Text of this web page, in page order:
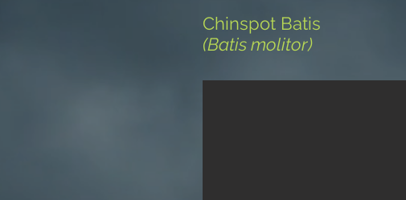
Chinspot Batis
(Batis molitor)